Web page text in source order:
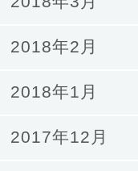
2018年2月
2018年1月
2017年12月